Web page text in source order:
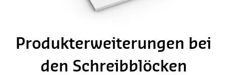
Produkterweiterungen bei
den Schreibblöcken